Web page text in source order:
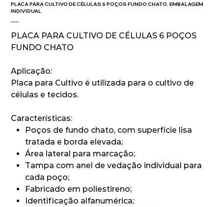
PLACA PARA CULTIVO DE CÉLULAS 6 POÇOS FUNDO CHATO. EMBALAGEM
INDIVIDUAL
Preço
R$ 13,00
PLACA PARA CULTIVO DE CÉLULAS 6 POÇOS
FUNDO CHATO
Aplicação:
Placa para Cultivo é utilizada para o cultivo de
células e tecidos.
Características:
Poços de fundo chato, com superfície lisa
tratada e borda elevada;
Área lateral para marcação;
Tampa com anel de vedação individual para
cada poço;
Fabricado em poliestireno;
Identificação alfanumérica;